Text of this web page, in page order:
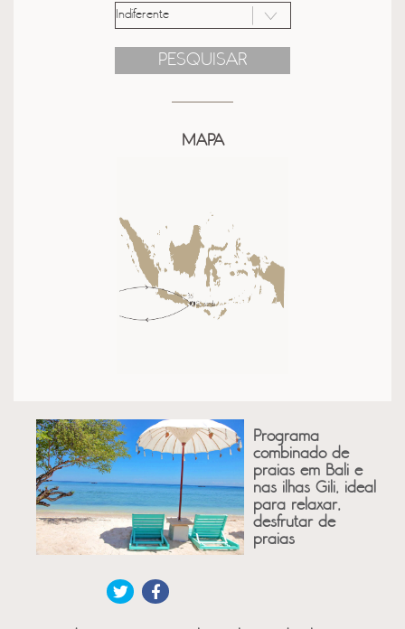
PESQUISAR
MAPA
Programa
combinado de
praias em Bali e
nas ilhas Gili, ideal
para relaxar,
desfrutar de
praias